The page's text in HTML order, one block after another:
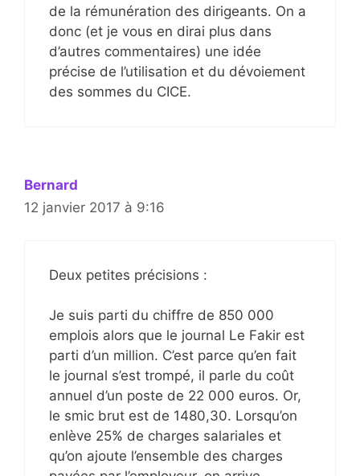
de la rémunération des dirigeants. On a
donc (et je vous en dirai plus dans
d’autres commentaires) une idée
précise de l’utilisation et du dévoiement
des sommes du CICE.
Bernard
12 janvier 2017 à 9:16
Deux petites précisions :
Je suis parti du chiffre de 850 000
emplois alors que le journal Le Fakir est
parti d’un million. C’est parce qu’en fait
le journal s’est trompé, il parle du coût
annuel d’un poste de 22 000 euros. Or,
le smic brut est de 1480,30. Lorsqu’on
enlève 25% de charges salariales et
qu’on ajoute l’ensemble des charges